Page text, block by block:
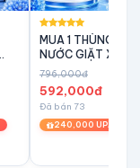
MUA 1 THÙNG
NƯỚC GIẶT XẢ
SUNNIE TẶNG
NGAY 1 XỊT GIÃN
TĨNH MẠCH
796,000đ
592,000đ
Đã bán 73
240,000 UPAYS